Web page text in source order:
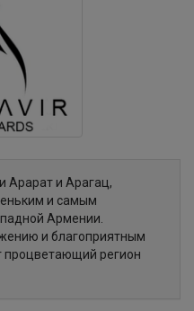
Арарат и Арагац,
и самым
Армении.
и благоприятным
процветающий регион
хозяйства. Помимо